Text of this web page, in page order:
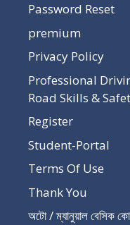
Password Reset
premium
Privacy Policy
Professional
Road Skills &
Register
Student-Portal
Terms Of Use
Thank You
অটো / ম্যানুয়াল বেসিক